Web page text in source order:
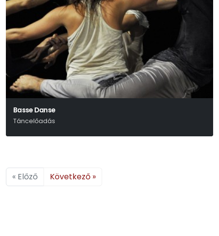
Basse Danse
Táncelőadás
« Előző Következő »